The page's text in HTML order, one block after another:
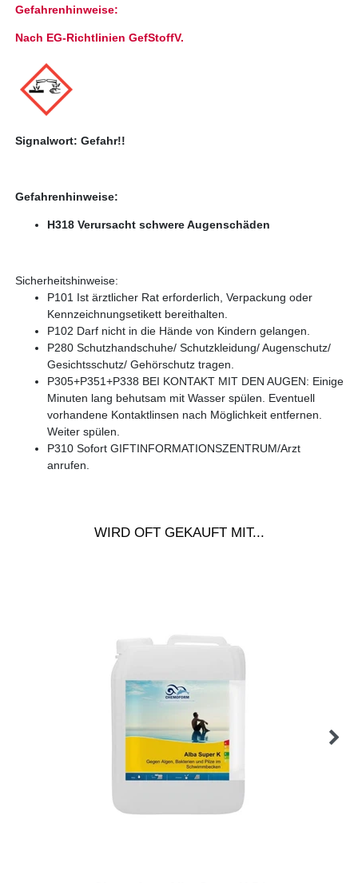
Gefahrenhinweise:
Nach EG-Richtlinien GefStoffV.
Signalwort: Gefahr!!
Gefahrenhinweise:
H318 Verursacht schwere Augenschäden
Sicherheitshinweise:
P101 Ist ärztlicher Rat erforderlich, Verpackung oder
Kennzeichnungsetikett bereithalten.
P102 Darf nicht in die Hände von Kindern gelangen.
P280 Schutzhandschuhe/ Schutzkleidung/ Augenschutz/
Gesichtsschutz/ Gehörschutz tragen.
P305+P351+P338 BEI KONTAKT MIT DEN AUGEN: Einige
Minuten lang behutsam mit Wasser spülen. Eventuell
vorhandene Kontaktlinsen nach Möglichkeit entfernen.
Weiter spülen.
P310 Sofort GIFTINFORMATIONSZENTRUM/Arzt
anrufen.
WIRD OFT GEKAUFT MIT...